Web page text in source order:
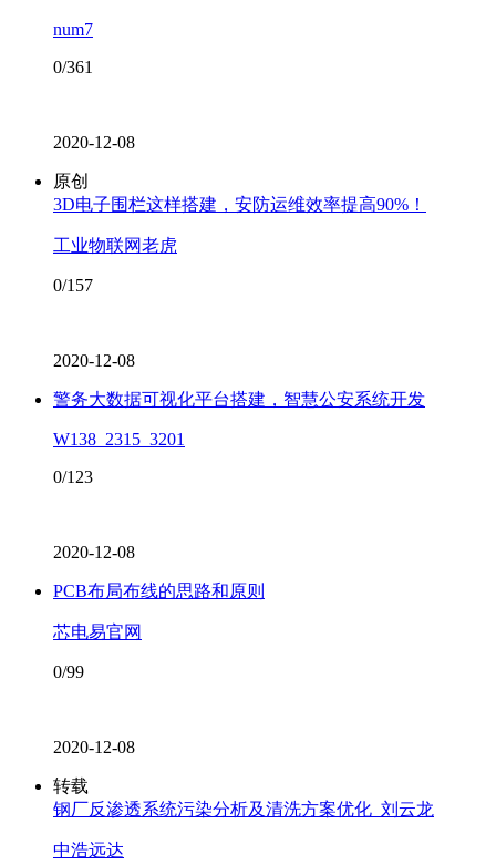
num7
0/361
2020-12-08
原创
3D电子围栏这样搭建，安防运维效率提高90%！
工业物联网老虎
0/157
2020-12-08
警务大数据可视化平台搭建，智慧公安系统开发
W138_2315_3201
0/123
2020-12-08
PCB布局布线的思路和原则
芯电易官网
0/99
2020-12-08
转载
钢厂反渗透系统污染分析及清洗方案优化_刘云龙
中浩远达